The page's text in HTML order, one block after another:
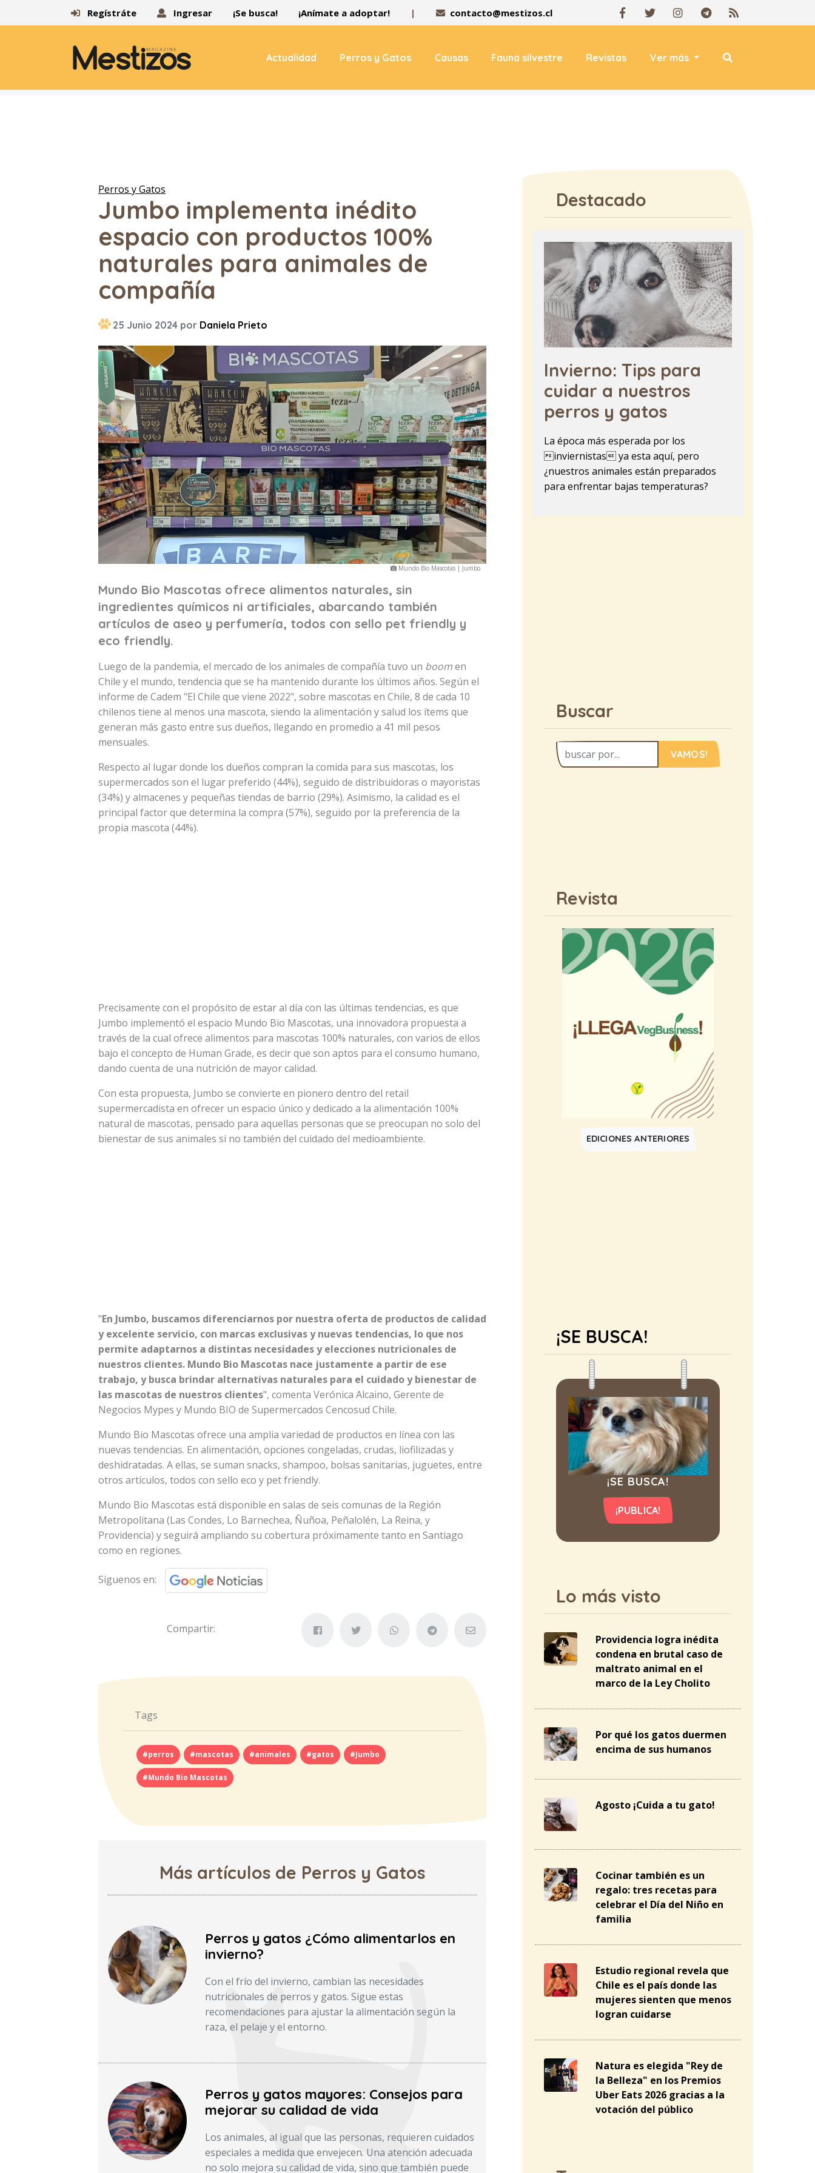
Regístráte Ingresar ¡Se busca! ¡Anímate a adoptar! | contacto@mestizos.cl
Actualidad Perros y Gatos Causas Fauna silvestre Revistas Ver más
Perros y Gatos
Jumbo implementa inédito
espacio con productos 100%
naturales para animales de
compañía
25 Junio 2024 por Daniela Prieto
Mundo Bio Mascotas | Jumbo
Mundo Bio Mascotas ofrece alimentos naturales, sin
ingredientes químicos ni artificiales, abarcando también
artículos de aseo y perfumería, todos con sello pet friendly y
eco friendly.
Luego de la pandemia, el mercado de los animales de compañía tuvo un boomen
Chile y el mundo, tendencia que se ha mantenido durante los últimos años. Según el
informe de Cadem "El Chile que viene 2022", sobre mascotas en Chile, 8 de cada 10
chilenos tiene al menos una mascota, siendo la alimentación y salud los ítems que
generan más gasto entre sus dueños, llegando en promedio a 41 mil pesos
mensuales.
Respecto al lugar donde los dueños compran la comida para sus mascotas, los
supermercados son el lugar preferido (44%), seguido de distribuidoras o mayoristas
(34%) y almacenes y pequeñas tiendas de barrio (29%). Asimismo, la calidad es el
principal factor que determina la compra (57%), seguido por la preferencia de la
propia mascota (44%).
Precisamente con el propósito de estar al día con las últimas tendencias, es que
Jumbo implementó el espacio Mundo Bio Mascotas, una innovadora propuesta a
través de la cual ofrece alimentos para mascotas 100% naturales, con varios de ellos
bajo el concepto de Human Grade, es decir que son aptos para el consumo humano,
dando cuenta de una nutrición de mayor calidad.
Con esta propuesta, Jumbo se convierte en pionero dentro del retail
supermercadista en ofrecer un espacio único y dedicado a la alimentación 100%
natural de mascotas, pensado para aquellas personas que se preocupan no solo del
bienestar de sus animales si no también del cuidado del medioambiente.
"En Jumbo, buscamos diferenciarnos por nuestra oferta de productos de calidad
y excelente servicio, con marcas exclusivas y nuevas tendencias, lo que nos
permite adaptarnos a distintas necesidades y elecciones nutricionales de
nuestros clientes. Mundo Bio Mascotas nace justamente a partir de ese
trabajo, y busca brindar alternativas naturales para el cuidado y bienestar de
las mascotas de nuestros clientes", comenta Verónica Alcaino, Gerente de
Negocios Mypes y Mundo BIO de Supermercados Cencosud Chile.
Mundo Bio Mascotas ofrece una amplia variedad de productos en línea con las
nuevas tendencias. En alimentación, opciones congeladas, crudas, liofilizadas y
deshidratadas. A ellas, se suman snacks, shampoo, bolsas sanitarias, juguetes, entre
otros artículos, todos con sello eco y pet friendly.
Mundo Bio Mascotas está disponible en salas de seis comunas de la Región
Metropolitana (Las Condes, Lo Barnechea, Ñuñoa, Peñalolén, La Reina, y
Providencia) y seguirá ampliando su cobertura próximamente tanto en Santiago
como en regiones.
Síguenos en:
Compartir:
Tags
#perros #mascotas #animales #gatos #Jumbo
#Mundo Bio Mascotas
Más artículos de Perros y Gatos
Perros y gatos ¿Cómo alimentarlos en
invierno?
Con el frío del invierno, cambian las necesidades
nutricionales de perros y gatos. Sigue estas
recomendaciones para ajustar la alimentación según la
raza, el pelaje y el entorno.
Perros y gatos mayores: Consejos para
mejorar su calidad de vida
Los animales, al igual que las personas, requieren cuidados
especiales a medida que envejecen. Una atención adecuada
no solo mejora su calidad de vida, sino que también puede
Destacado
Invierno: Tips para
cuidar a nuestros
perros y gatos
La época más esperada por los
inviernistas ya esta aquí, pero
¿nuestros animales están preparados
para enfrentar bajas temperaturas?
Buscar
VAMOS!
Revista
EDICIONES ANTERIORES
¡SE BUSCA!
¡SE BUSCA!
¡PUBLICA!
Lo más visto
Providencia logra inédita
condena en brutal caso de
maltrato animal en el
marco de la Ley Cholito
Por qué los gatos duermen
encima de sus humanos
Agosto ¡Cuida a tu gato!
Cocinar también es un
regalo: tres recetas para
celebrar el Día del Niño en
familia
Estudio regional revela que
Chile es el país donde las
mujeres sienten que menos
logran cuidarse
Natura es elegida "Rey de
la Belleza" en los Premios
Uber Eats 2026 gracias a la
votación del público